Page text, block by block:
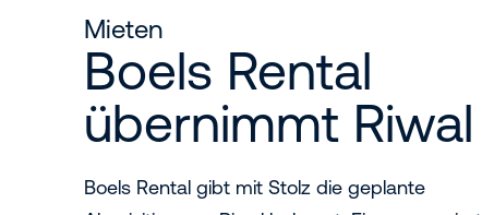
Mieten
Boels Rental
übernimmt Riwal
Boels Rental gibt mit Stolz die geplante